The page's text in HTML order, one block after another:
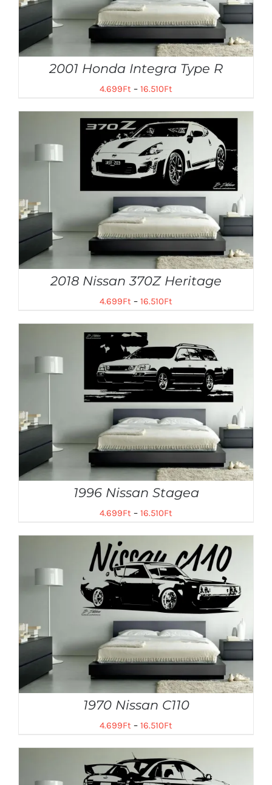
2001 Honda Integra Type R
4.699Ft – 16.510Ft
2018 Nissan 370Z Heritage
4.699Ft – 16.510Ft
1996 Nissan Stagea
4.699Ft – 16.510Ft
1970 Nissan C110
4.699Ft – 16.510Ft